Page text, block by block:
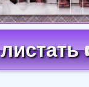
листать